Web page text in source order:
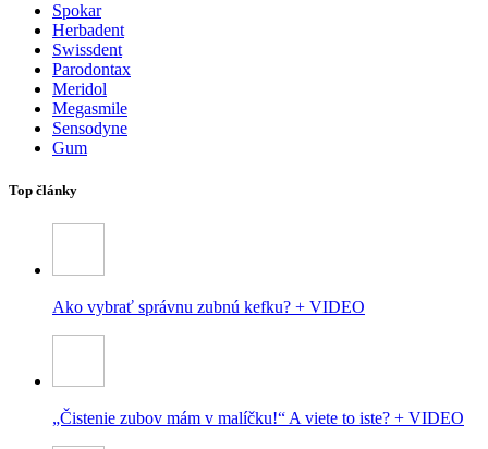
Spokar
Herbadent
Swissdent
Parodontax
Meridol
Megasmile
Sensodyne
Gum
Top články
Ako vybrať správnu zubnú kefku? + VIDEO
„Čistenie zubov mám v malíčku!“ A viete to iste? + VIDEO